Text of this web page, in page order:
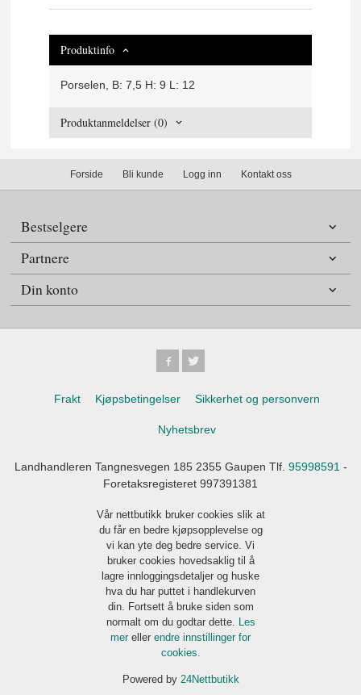
Produktinfo
Porselen, B: 7,5 H: 9 L: 12
Produktanmeldelser (0)
Forside Bli kunde Logg inn Kontakt oss
Bestselgere
Partnere
Din konto
Frakt Kjøpsbetingelser Sikkerhet og personvern
Nyhetsbrev
Landhandleren Tangnesvegen 185 2355 Gaupen Tlf. 95998591-
Foretaksregisteret 997391381
Vår nettbutikk bruker cookies slik at
du får en bedre kjøpsopplevelse og
vi kan yte deg bedre service. Vi
bruker cookies hovedsaklig til å
lagre innloggingsdetaljer og huske
hva du har puttet i handlekurven
din. Fortsett å bruke siden som
normalt om du godtar dette.
Les
mer eller endre innstillinger for
cookies.
Powered by 24Nettbutikk